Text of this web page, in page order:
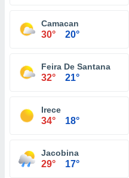
Camacan
30° 20°
Feira De Santana
32° 21°
Irece
34° 18°
Jacobina
29° 17°